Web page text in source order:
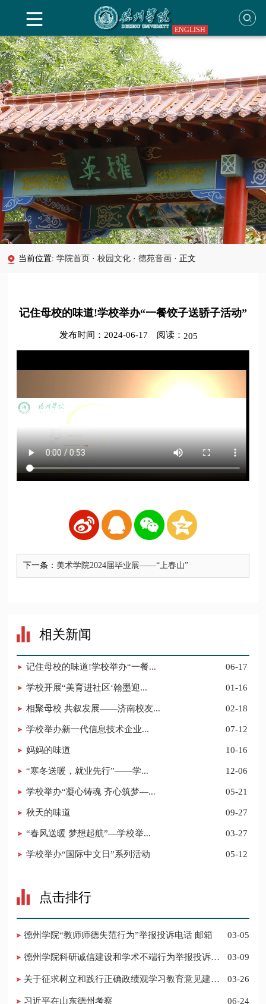
ENGLISH
当前位置:学院首页 · 校园文化 · 德苑音画 · 正文
记住母校的味道!学校举办“一餐饺子送骄子活动”
发布时间：2024-06-17 阅读： 205
下一条： 美术学院2024届毕业展——“上春山”
相关新闻
记住母校的味道!学校举办“一餐... 06-17
学校开展“美育进社区‘翰墨迎... 01-16
相聚母校 共叙发展——济南校友... 02-18
​学校举办新一代信息技术企业... 07-12
妈妈的味道 10-16
“寒冬送暖，就业先行”——学... 12-06
学校举办“凝心铸魂 齐心筑梦—... 05-21
秋天的味道 09-27
“春风送暖 梦想起航”—学校举... 03-27
学校举办“国际中文日”系列活动 05-12
点击排行
德州学院“教师师德失范行为”举报投诉电话 邮箱 03-05
德州学院科研诚信建设和学术不端行为举报投诉电
03-09
03-26
习近平在山东德州考察 06-24